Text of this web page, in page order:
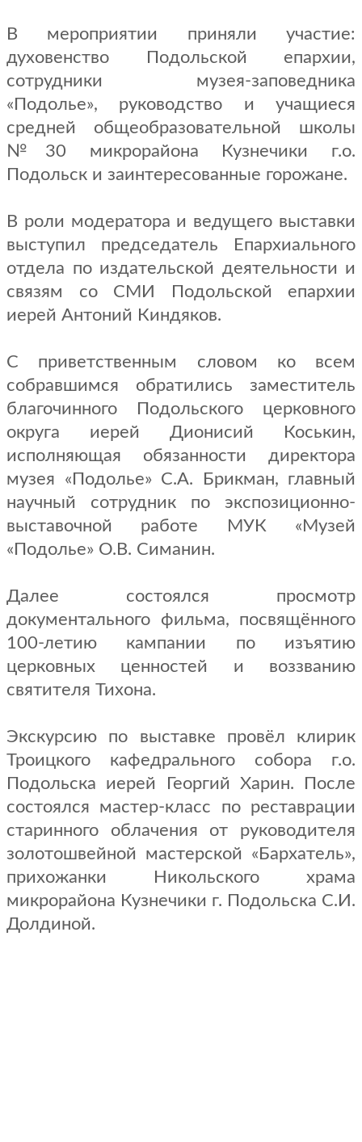
В мероприятии приняли участие:
духовенство Подольской епархии,
сотрудники музея-заповедника
«Подолье», руководство и учащиеся
средней общеобразовательной школы
№30 микрорайона Кузнечики г.о.
Подольск и заинтересованные горожане.
В роли модератора и ведущего выставки
выступил председатель Епархиального
отдела по издательской деятельности и
связям со СМИ Подольской епархии
иерей Антоний Киндяков.
С приветственным словом ко всем
собравшимся обратились заместитель
благочинного Подольского церковного
округа иерей Дионисий Коськин,
исполняющая обязанности директора
музея «Подолье» С.А. Брикман, главный
научный сотрудник по экспозиционно-
выставочной работе МУК «Музей
«Подолье» О.В. Симанин.
Далее состоялся просмотр
документального фильма, посвящённого
100-летию кампании по изъятию
церковных ценностей и воззванию
святителя Тихона.
Экскурсию по выставке провёл клирик
Троицкого кафедрального собора г.о.
Подольска иерей Георгий Харин. После
состоялся мастер-класс по реставрации
старинного облачения от руководителя
золотошвейной мастерской «Бархатель»,
прихожанки Никольского храма
микрорайона Кузнечики г. Подольска С.И.
Долдиной.